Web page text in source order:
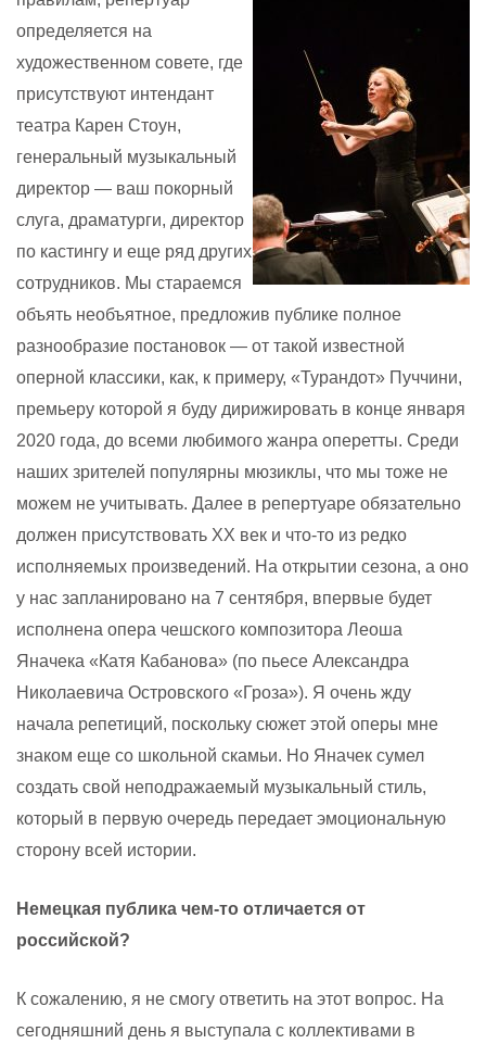
определяется на
художественном совете, где
присутствуют интендант
театра Карен Стоун,
генеральный музыкальный
директор — ваш покорный
слуга, драматурги, директор
по кастингу и еще ряд других
сотрудников. Мы стараемся
объять необъятное, предложив публике полное
разнообразие постановок — от такой известной
оперной классики, как, к примеру, «Турандот» Пуччини,
премьеру которой я буду дирижировать в конце января
2020 года, до всеми любимого жанра оперетты. Среди
наших зрителей популярны мюзиклы, что мы тоже не
можем не учитывать. Далее в репертуаре обязательно
должен присутствовать ХХ век и что-то из редко
исполняемых произведений. На открытии сезона, а оно
у нас запланировано на 7 сентября, впервые будет
исполнена опера чешского композитора Леоша
Яначека «Катя Кабанова» (по пьесе Александра
Николаевича Островского «Гроза»). Я очень жду
начала репетиций, поскольку сюжет этой оперы мне
знаком еще со школьной скамьи. Но Яначек сумел
создать свой неподражаемый музыкальный стиль,
который в первую очередь передает эмоциональную
сторону всей истории.
Немецкая публика чем-то отличается от
российской?
К сожалению, я не смогу ответить на этот вопрос. На
сегодняшний день я выступала с коллективами в